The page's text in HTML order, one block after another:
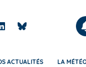
ACTUALITÉS LA